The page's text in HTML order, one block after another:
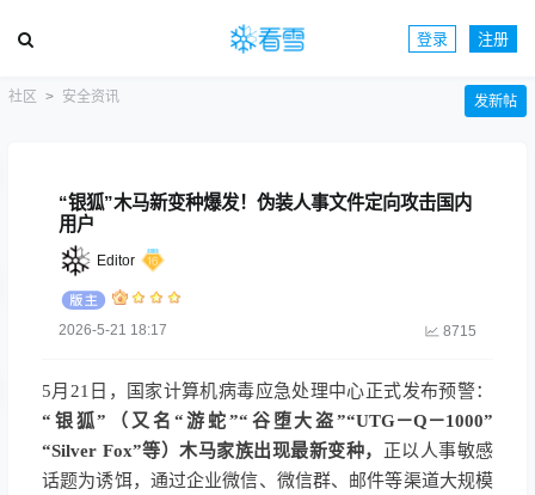
登录 注册
社区 安全资讯 发新帖
“银狐”木马新变种爆发！伪装人事文件定向攻击国内
用户
Editor
2026-5-21 18:17 8715
5月21日，国家计算机病毒应急处理中心正式发布预警：
“银狐”（又名“游蛇”“谷堕大盗”“UTG－Q－1000”
“Silver Fox”等）木马家族出现最新变种，
正以人事敏感
话题为诱饵，通过企业微信、微信群、邮件等渠道大规模